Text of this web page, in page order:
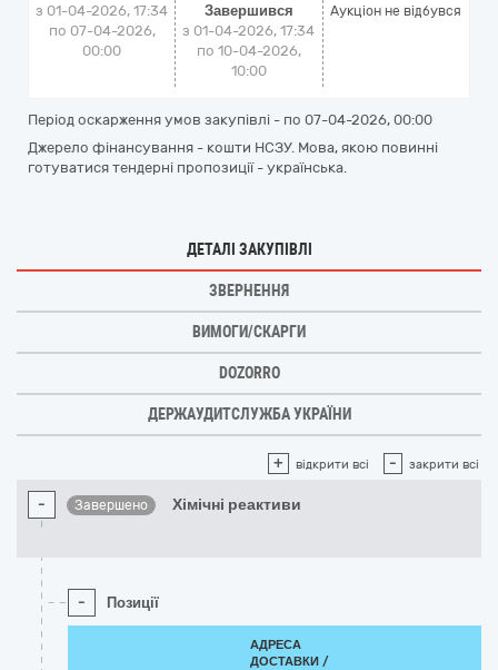
з 01-04-2026, 17:34
по 07-04-2026,
00:00
Завершився
з 01-04-2026, 17:34
по 10-04-2026,
10:00
Аукціон не відбувся
Період оскарження умов закупівлі - по 07-04-2026, 00:00
Джерело фінансування - кошти НСЗУ. Мова, якою повинні
готуватися тендерні пропозиції - українська.
ДЕТАЛІ ЗАКУПІВЛІ
ЗВЕРНЕННЯ
ВИМОГИ/СКАРГИ
DOZORRO
ДЕРЖАУДИТСЛУЖБА УКРАЇНИ
+ відкрити всі - закрити всі
- Завершено Хімічні реактиви
- Позиції
АДРЕСА
ДОСТАВКИ /